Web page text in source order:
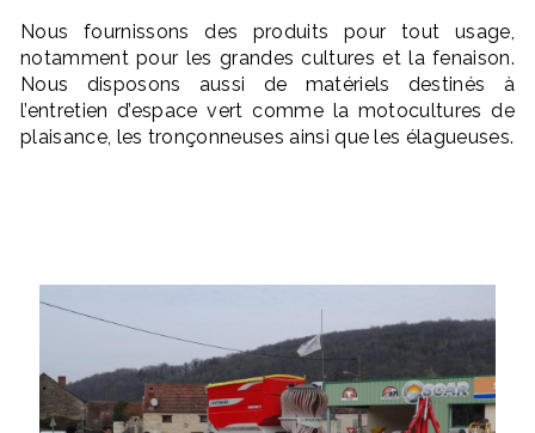
Nous fournissons des produits pour tout usage,
notamment pour les grandes cultures et la fenaison.
Nous disposons aussi de matériels destinés à
l’entretien d’espace vert comme la motocultures de
plaisance, les tronçonneuses ainsi que les élagueuses.